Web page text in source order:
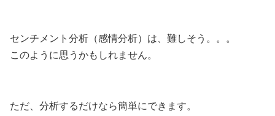
センチメント分析（感情分析）は、難しそう。。。
このように思うかもしれません。
ただ、分析するだけなら簡単にできます。